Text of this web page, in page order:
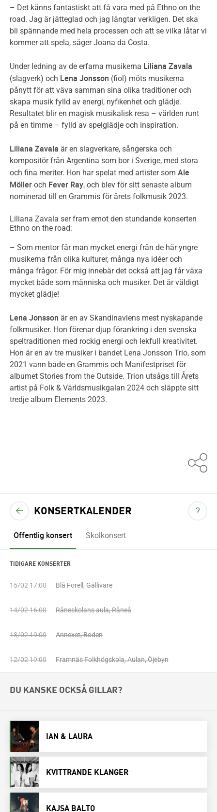
– Det känns fantastiskt att få vara med på Ethno on the
road. Jag är jätteglad och jag längtar verkligen. Det ska
bli spännande med hela processen och att se vilka låtar vi
kommer att spela, säger Joana da Costa.
Under ledning av de erfarna musikerna Liliana Zavala
(slagverk) och Lena Jonsson (fiol) möts musikerna
pånytt för att väva samman sina olika traditioner och
skapa musik fylld av energi, nyfikenhet och glädje.
Resultatet blir en magisk musikalisk resa – världen runt
på en timme – fylld av spelglädje och inspiration.
Liliana Zavala är en slagverkare, sångerska och
kompositör från Argentina som bor i Sverige, med stora
och fina meriter. Hon har spelat med artister som Ale
Möller och Fever Ray, och blev för sitt senaste album
nominerad till en Grammis för årets folkmusik 2023.
Liliana Zavala ser fram emot den stundande konserten
Ethno on the road:
– Som mentor får man mycket energi från de här yngre
musikerna från olika kulturer, många nya idéer och
många frågor. För mig innebär det också att jag får växa
mycket både som människa och musiker. Det är väldigt
mycket glädje!
Lena Jonsson är en av Skandinaviens mest nyskapande
folkmusiker. Hon förenar djup förankring i den svenska
speltraditionen med rockig energi och lekfull kreativitet.
Hon är en av tre musiker i bandet Lena Jonsson Trio, som
2021 vann både en Grammis och Manifestpriset för
albumet Stories from the Outside. Trion utsågs till Årets
artist på Folk & Världsmusikgalan 2024 och släppte sitt
tredje album Elements 2023.
<TILLBAKA TILL KONSERTKALENDERN ?
KONSERTKALENDER
Offentlig konsert Skolkonsert
TIDIGARE KONSERTER
15/02 17:00 Blå Forell, Gällivare
14/02 16:00 Råneskolans aula, Råneå
13/02 19:00 Annexet, Boden
12/02 19:00 Framnäs Folkhögskola, Aulan, Öjebyn
DU KANSKE OCKSÅ GILLAR?
IAN & LAURA
KVITTRANDE KLANGER
KAJSA BALTO